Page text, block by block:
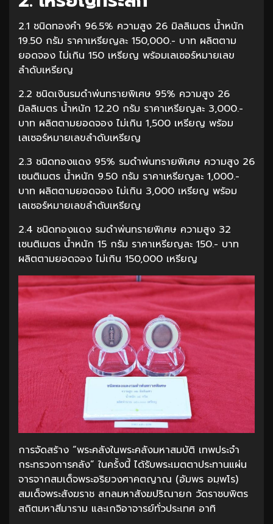
2.1 ชนิดทองคำ 96.5% ความสูง 26 มิลลิเมตร น้ำหนัก
19.50 กรัม ราคาเหรียญละ 150,000.- บาท ผลิตตาม
ยอดจอง ไม่เกิน 150 เหรียญ พร้อมเลเซอร์หมายเลข
ลำดับเหรียญ
2.2 ชนิดเงินรมดำพ่นทรายพิเศษ 95% ความสูง 26
มิลลิเมตร น้ำหนัก 12.20 กรัม ราคาเหรียญละ 3,000.-
บาท ผลิตตามยอดจอง ไม่เกิน 1,500 เหรียญ พร้อม
เลเซอร์หมายเลขลำดับเหรียญ
2.3 ชนิดทองแดง 95% รมดำพ่นทรายพิเศษ ความสูง 26
เซนติเมตร น้ำหนัก 9.50 กรัม ราคาเหรียญละ 1,000.-
บาท ผลิตตามยอดจอง ไม่เกิน 3,000 เหรียญ พร้อม
เลเซอร์หมายเลขลำดับเหรียญ
2.4 ชนิดทองแดง รมดำพ่นทรายพิเศษ ความสูง 32
เซนติเมตร น้ำหนัก 15 กรัม ราคาเหรียญละ 150.- บาท
ผลิตตามยอดจอง ไม่เกิน 150,000 เหรียญ
การจัดสร้าง “พระคลังในพระคลังมหาสมบัติ เทพประจำ
กระทรวงการคลัง” ในครั้งนี้ ได้รับพระเมตตาประทานแผ่น
จารจากสมเด็จพระอริยวงศาคตญาณ (อัมพร อมฺพโร)
สมเด็จพระสังฆราช สกลมหาสังฆปริณายก วัดราชบพิตร
สถิตมหาสีมาราม และเกจิอาจารย์ทั่วประเทศ อาทิ